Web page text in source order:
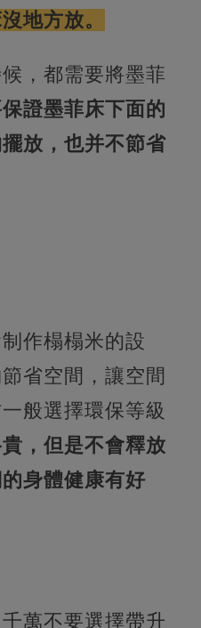
地方放。
，都需要將墨菲
證墨菲床下面的
放，也并不節省
作榻榻米的設
省空間，讓空間
般選擇環保等級
，但是不會釋放
身體健康有好
萬不要選擇帶升